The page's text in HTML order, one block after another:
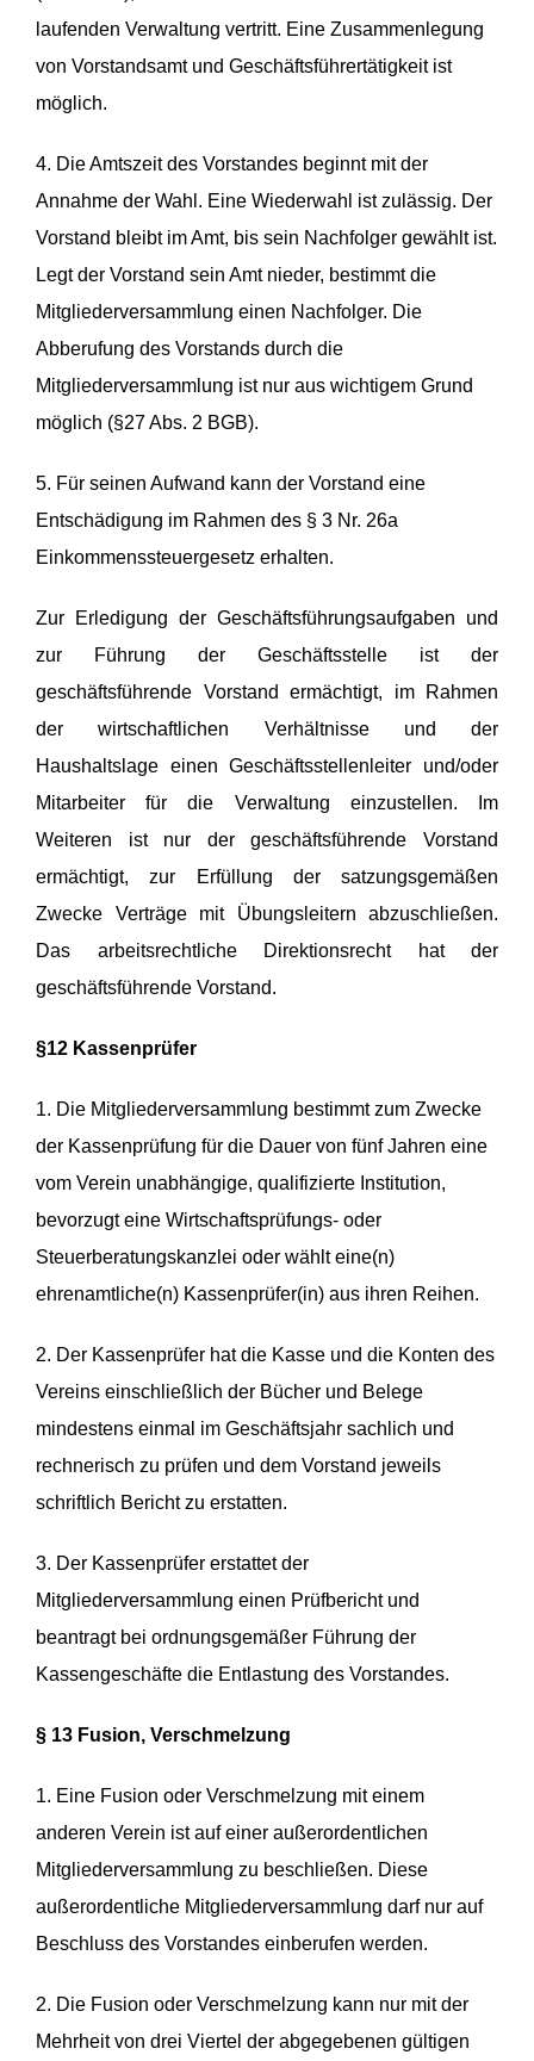
laufenden Verwaltung vertritt. Eine Zusammenlegung
von Vorstandsamt und Geschäftsführertätigkeit ist
möglich.
4. Die Amtszeit des Vorstandes beginnt mit der
Annahme der Wahl. Eine Wiederwahl ist zulässig. Der
Vorstand bleibt im Amt, bis sein Nachfolger gewählt ist.
Legt der Vorstand sein Amt nieder, bestimmt die
Mitgliederversammlung einen Nachfolger. Die
Abberufung des Vorstands durch die
Mitgliederversammlung ist nur aus wichtigem Grund
möglich (§27 Abs. 2 BGB).
5. Für seinen Aufwand kann der Vorstand eine
Entschädigung im Rahmen des § 3 Nr. 26a
Einkommenssteuergesetz erhalten.
Zur Erledigung der Geschäftsführungsaufgaben und
zur Führung der Geschäftsstelle ist der
geschäftsführende Vorstand ermächtigt, im Rahmen
der wirtschaftlichen Verhältnisse und der
Haushaltslage einen Geschäftsstellenleiter und/oder
Mitarbeiter für die Verwaltung einzustellen. Im
Weiteren ist nur der geschäftsführende Vorstand
ermächtigt, zur Erfüllung der satzungsgemäßen
Zwecke Verträge mit Übungsleitern abzuschließen.
Das arbeitsrechtliche Direktionsrecht hat der
geschäftsführende Vorstand.
§12 Kassenprüfer
1. Die Mitgliederversammlung bestimmt zum Zwecke
der Kassenprüfung für die Dauer von fünf Jahren eine
vom Verein unabhängige, qualifizierte Institution,
bevorzugt eine Wirtschaftsprüfungs- oder
Steuerberatungskanzlei oder wählt eine(n)
ehrenamtliche(n) Kassenprüfer(in) aus ihren Reihen.
2. Der Kassenprüfer hat die Kasse und die Konten des
Vereins einschließlich der Bücher und Belege
mindestens einmal im Geschäftsjahr sachlich und
rechnerisch zu prüfen und dem Vorstand jeweils
schriftlich Bericht zu erstatten.
3. Der Kassenprüfer erstattet der
Mitgliederversammlung einen Prüfbericht und
beantragt bei ordnungsgemäßer Führung der
Kassengeschäfte die Entlastung des Vorstandes.
§ 13 Fusion, Verschmelzung
1. Eine Fusion oder Verschmelzung mit einem
anderen Verein ist auf einer außerordentlichen
Mitgliederversammlung zu beschließen. Diese
außerordentliche Mitgliederversammlung darf nur auf
Beschluss des Vorstandes einberufen werden.
2. Die Fusion oder Verschmelzung kann nur mit der
Mehrheit von drei Viertel der abgegebenen gültigen